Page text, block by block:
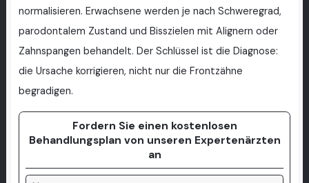
normalisieren. Erwachsene werden je nach Schweregrad,
parodontalem Zustand und Bisszielen mit Alignern oder
Zahnspangen behandelt. Der Schlüssel ist die Diagnose:
die Ursache korrigieren, nicht nur die Frontzähne
begradigen.
Fordern Sie einen kostenlosen
Behandlungsplan von unseren Expertenärzten
an